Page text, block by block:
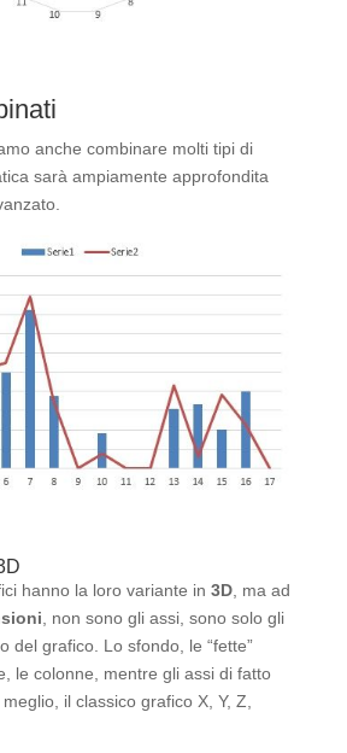
anche combinare molti tipi di
sarà ampiamente approfondita
hanno la loro variante in 3D, ma ad
, non sono gli assi, sono solo gli
del grafico. Lo sfondo, le “fette”
le colonne, mentre gli assi di fatto
il classico grafico X, Y, Z,